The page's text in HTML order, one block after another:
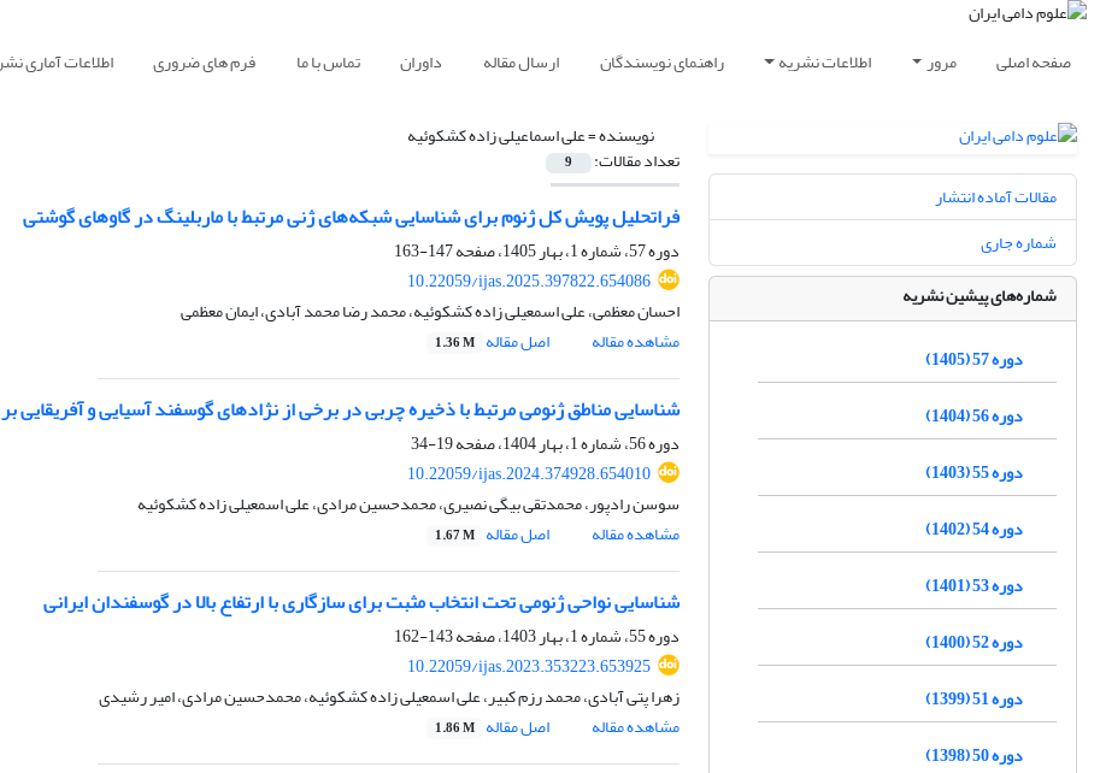
صفحه اصلی مرور اطلاعات نشریه راهنمای نویسندگان ارسال مقاله داوران تماس با ما فرم های ضروری اطلاعات آماری
نویسنده =علی اسماعیلی زاده کشکوئیه
تعداد مقالات: 9
فراتحلیل پویش کل ژنوم برای شناسایی شبکه‌های ژنی مرتبط با ماربلینگ در گاوهای گوشتی
دوره 57، شماره 1، بهار 1405، صفحه
147-163
10.22059/ijas.2025.397822.654086
احسان معظمی، علی اسمعیلی زاده کشکوئیه، محمد رضا محمد آبادی، ایمان معظمی
مشاهده مقاله
اصل مقاله 1.36 M
شناسایی مناطق ژنومی مرتبط با ذخیره چربی در برخی از نژادهای گوسفند آسیایی و آفریقایی
دوره 56، شماره 1، بهار 1404، صفحه
19-34
10.22059/ijas.2024.374928.654010
سوسن رادپور، محمدتقی بیگی نصیری، محمدحسین مرادی، علی اسمعیلی زاده کشکوئیه
مشاهده مقاله
اصل مقاله 1.67 M
شناسایی نواحی ژنومی تحت انتخاب مثبت برای سازگاری با ارتفاع بالا در گوسفندان ایرانی
دوره 55، شماره 1، بهار 1403، صفحه
143-162
10.22059/ijas.2023.353223.653925
زهرا پتی آبادی، محمد رزم کبیر، علی اسمعیلی زاده کشکوئیه، محمدحسین مرادی، امیر رشیدی
مشاهده مقاله
اصل مقاله 1.86 M
مقالات آماده انتشار
شماره جاری
شماره‌های پیشین نشریه
دوره 57 (1405)
دوره 56 (1404)
دوره 55 (1403)
دوره 54 (1402)
دوره 53 (1401)
دوره 52 (1400)
دوره 51 (1399)
دوره 50 (1398)